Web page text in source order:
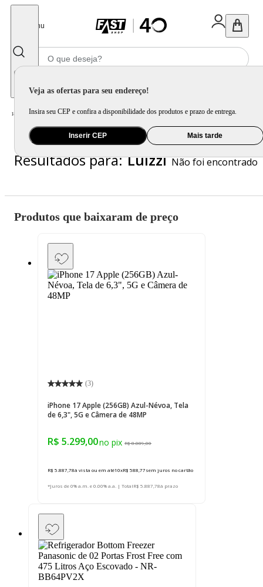
Menu
Veja as ofertas para seu endereço!
Insira seu CEP e confira a disponibilidade dos produtos e prazo de entrega.
Inserir CEP Mais tarde
Home Luizzi
Resultados para: Luizzi Não foi encontrado
Produtos que baixaram de preço
(3)
iPhone 17 Apple (256GB) Azul-Névoa, Tela
de 6,3", 5G e Câmera de 48MP
R$ 5.299,00 R$ 8.089,00
R$ 5.887,78à vista ou em até10xR$ 588,77sem juros no cartão
*Juros de 0% a.m. e 0.00% a.a. | TotalR$ 5.887,78à prazo